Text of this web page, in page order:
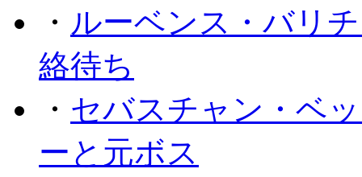
・ ルーベンス・バリ
絡待ち
・ セバスチャン・ベ
ーと元ボス